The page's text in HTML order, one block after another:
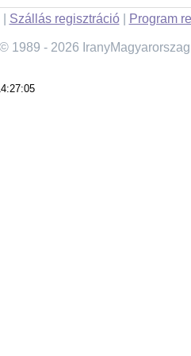
| Szállás regisztráció| Program
© 1989 - 2026